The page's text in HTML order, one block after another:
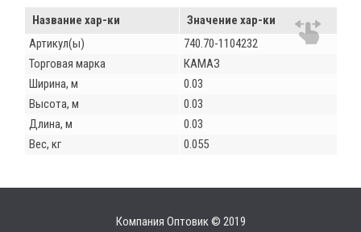
Название хар-ки
Значение хар-ки
Артикул(ы)
740.70-1104232
Торговая марка
КАМАЗ
Ширина, м
0.03
Высота, м
0.03
Длина, м
0.03
Вес, кг
0.055
Компания Оптовик © 2019